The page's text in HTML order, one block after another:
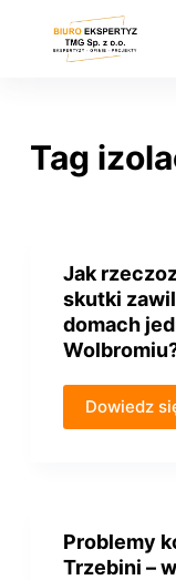
Tag
Jak
skutki
domach
Dowiedz
Problemy
Trzebini –